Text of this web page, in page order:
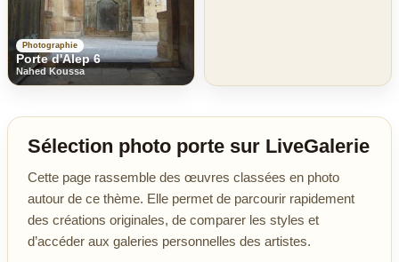
Photographie
Porte d'Alep 6
Nahed Koussa
Sélection photo porte sur LiveGalerie
Cette page rassemble des œuvres classées en photo
autour de ce thème. Elle permet de parcourir rapidement
des créations originales, de comparer les styles et
d’accéder aux galeries personnelles des artistes.